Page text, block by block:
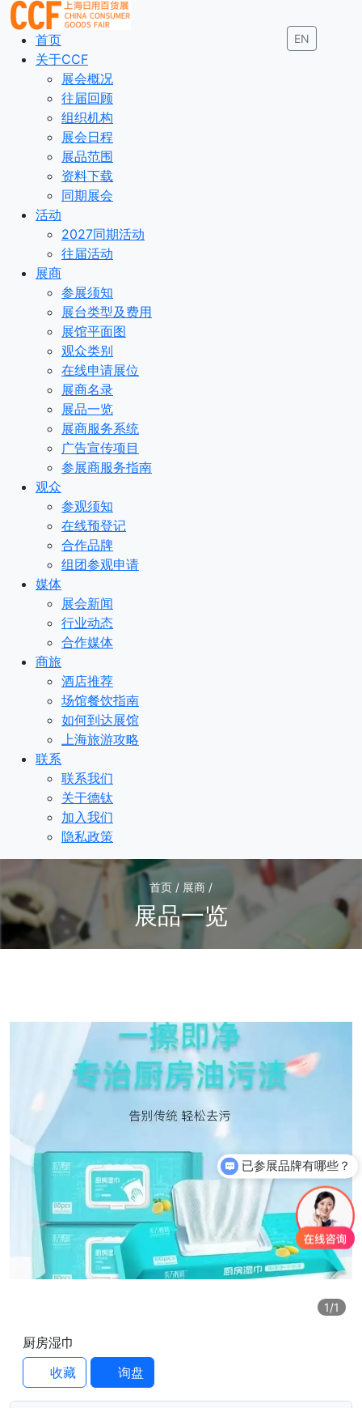
EN
首页
关于CCF
展会概况
往届回顾
组织机构
展会日程
展品范围
资料下载
同期展会
活动
2027同期活动
往届活动
展商
参展须知
展台类型及费用
展馆平面图
观众类别
在线申请展位
展商名录
展品一览
展商服务系统
广告宣传项目
参展商服务指南
观众
参观须知
在线预登记
合作品牌
组团参观申请
媒体
展会新闻
行业动态
合作媒体
商旅
酒店推荐
场馆餐饮指南
如何到达展馆
上海旅游攻略
联系
联系我们
关于德钛
加入我们
隐私政策
首页 / 展商 /
展品一览
1/1
厨房湿巾
收藏
询盘
已参展品牌有哪些？